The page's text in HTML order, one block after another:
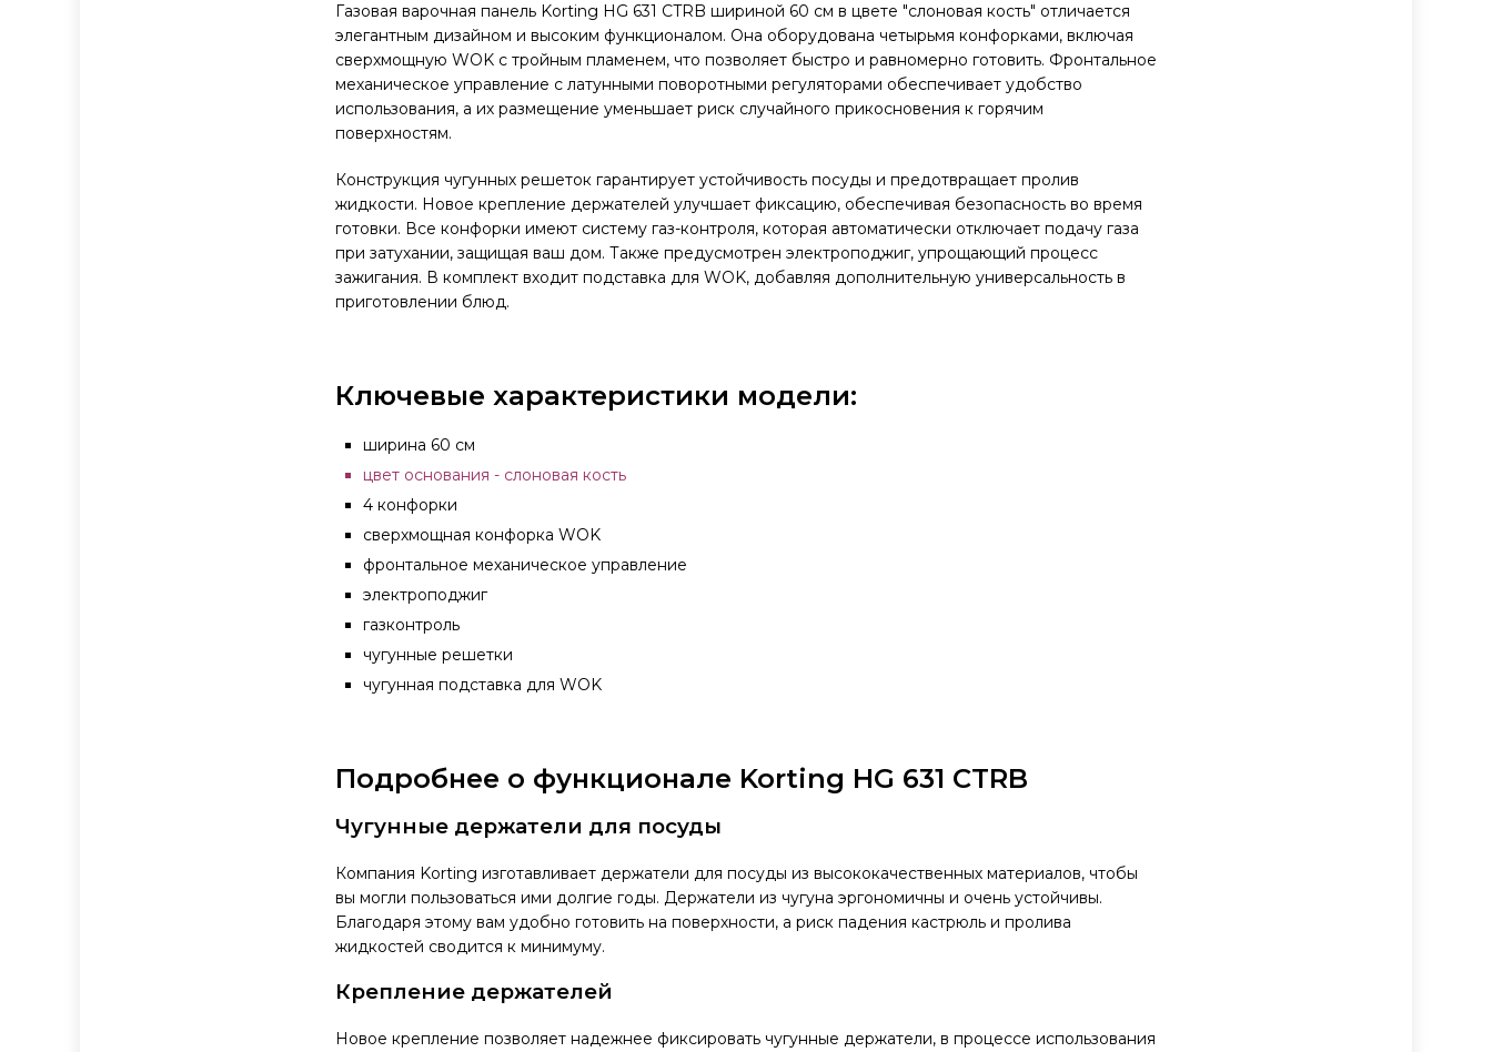
Газовая варочная панель Korting HG 631 CTRB шириной 60 см в цвете "слоновая кость" отличается
элегантным дизайном и высоким функционалом. Она оборудована четырьмя конфорками, включая
сверхмощную WOK с тройным пламенем, что позволяет быстро и равномерно готовить. Фронтальное
механическое управление с латунными поворотными регуляторами обеспечивает удобство
использования, а их размещение уменьшает риск случайного прикосновения к горячим
поверхностям.
Конструкция чугунных решеток гарантирует устойчивость посуды и предотвращает пролив
жидкости. Новое крепление держателей улучшает фиксацию, обеспечивая безопасность во время
готовки. Все конфорки имеют систему газ-контроля, которая автоматически отключает подачу газа
при затухании, защищая ваш дом. Также предусмотрен электроподжиг, упрощающий процесс
зажигания. В комплект входит подставка для WOK, добавляя дополнительную универсальность в
приготовлении блюд.
Ключевые характеристики модели:
ширина 60 см
цвет основания - слоновая кость
4 конфорки
сверхмощная конфорка WOK
фронтальное механическое управление
электроподжиг
газконтроль
чугунные решетки
чугунная подставка для WOK
Подробнее о функционале Korting HG 631 CTRB
Чугунные держатели для посуды
Компания Korting изготавливает держатели для посуды из высококачественных материалов, чтобы
вы могли пользоваться ими долгие годы. Держатели из чугуна эргономичны и очень устойчивы.
Благодаря этому вам удобно готовить на поверхности, а риск падения кастрюль и пролива
жидкостей сводится к минимуму.
Крепление держателей
Новое крепление позволяет надежнее фиксировать чугунные держатели, в процессе использования